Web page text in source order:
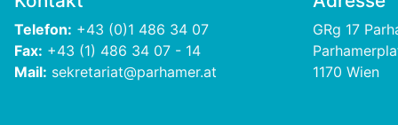
Telefon: +43 (0)1 486 34 07
Fax: +43 (1) 486 34 07 - 14
Mail: sekretariat@parhamer.at
GRg 17
1170 Wien